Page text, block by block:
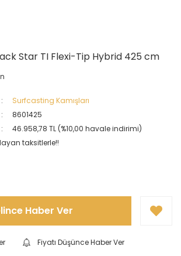
Star TI Flexi-Tip Hybrid 425 cm
Surfcasting Kamışları
8601425
46.958,78 TL (%10,00 havale indirimi)
taksitlerle!!
Haber Ver
Fiyatı Düşünce Haber Ver